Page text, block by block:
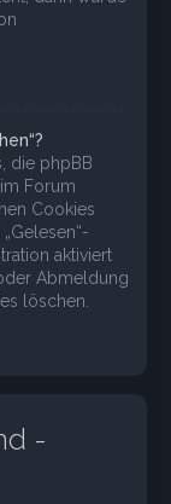
die phpBB
Forum
Cookies
aktiviert
Abmeldung
löschen.
-